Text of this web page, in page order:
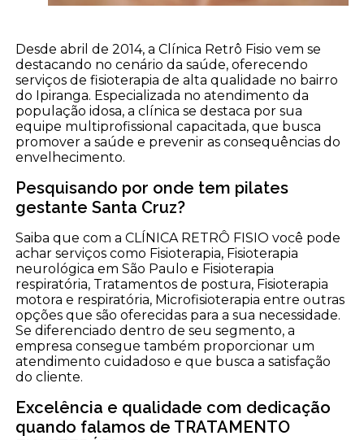
Desde abril de 2014, a Clínica Retrô Fisio vem se
destacando no cenário da saúde, oferecendo
serviços de fisioterapia de alta qualidade no bairro
do Ipiranga. Especializada no atendimento da
população idosa, a clínica se destaca por sua
equipe multiprofissional capacitada, que busca
promover a saúde e prevenir as consequências do
envelhecimento.
Pesquisando por onde tem pilates
gestante Santa Cruz?
Saiba que com a CLÍNICA RETRÔ FISIO você pode
achar serviços como Fisioterapia, Fisioterapia
neurológica em São Paulo e Fisioterapia
respiratória, Tratamentos de postura, Fisioterapia
motora e respiratória, Microfisioterapia entre outras
opções que são oferecidas para a sua necessidade.
Se diferenciado dentro de seu segmento, a
empresa consegue também proporcionar um
atendimento cuidadoso e que busca a satisfação
do cliente.
Excelência e qualidade com dedicação
quando falamos de TRATAMENTO